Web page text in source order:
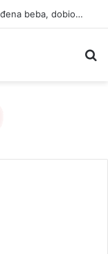
Mali Aleksej iz Teslića, prijevremeno rođena beba, dobio životnu bitku na UKC-u Srpske